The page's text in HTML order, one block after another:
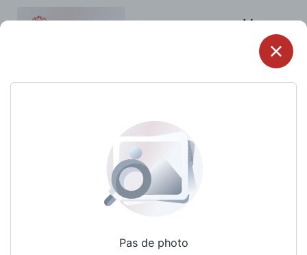
Menu
Pas de photo